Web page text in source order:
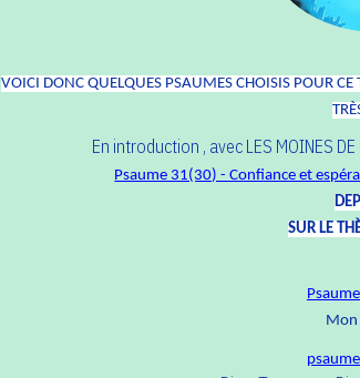
VOICI DONC QUELQUES PSAUMES CHOISIS POUR
En introduction , avec LES MOINES
Psaume 31(30) - Confiance et
SUR LE
Mon